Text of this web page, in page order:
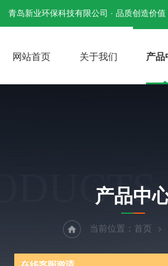
青岛新业环保科技有限公司 · 品质创造价值
网站首页 关于我们 产品
产品中
当前位置： 首页